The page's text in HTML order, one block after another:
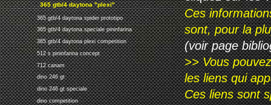
365 gtb/4 daytona "plexi"
365 gtb/4 daytona spider prototipo
365 gtb/4 daytona speciale pininfarina
365 gtb/4 daytona plexi competition
512 s pininfarina concept
712 canam
dino 246 gt
dino 246 gt speciale
dino competition
Ces
sont, pour la
(voir page
>> Vous
les liens qui
Ces liens sont